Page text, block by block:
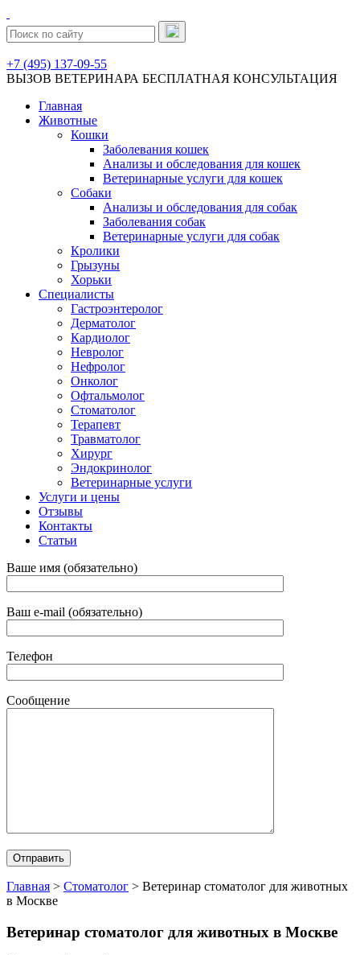
+7 (495) 137-09-55
ВЫЗОВ ВЕТЕРИНАРА БЕСПЛАТНАЯ КОНСУЛЬТАЦИЯ
Главная
Животные
Кошки
Заболевания кошек
Анализы и обследования для кошек
Ветеринарные услуги для кошек
Собаки
Анализы и обследования для собак
Заболевания собак
Ветеринарные услуги для собак
Кролики
Грызуны
Хорьки
Специалисты
Гастроэнтеролог
Дерматолог
Кардиолог
Невролог
Нефролог
Онколог
Офтальмолог
Стоматолог
Терапевт
Травматолог
Хирург
Эндокринолог
Ветеринарные услуги
Услуги и цены
Отзывы
Контакты
Статьи
Ваше имя (обязательно)
Ваш e-mail (обязательно)
Телефон
Сообщение
Главная > Стоматолог > Ветеринар стоматолог для животных
в Москве
Ветеринар стоматолог для животных в Москве